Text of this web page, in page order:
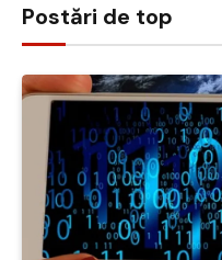
Postări de top